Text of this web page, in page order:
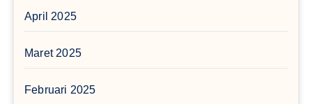
April 2025
Maret 2025
Februari 2025